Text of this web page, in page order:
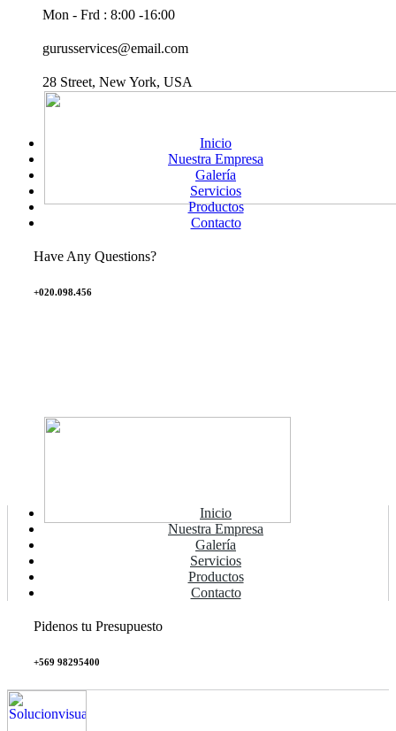
Mon - Frd : 8:00 -16:00
gurusservices@email.com
28 Street, New York, USA
Inicio
Nuestra Empresa
Galería
Servicios
Productos
Contacto
+020.098.456
Have Any Questions?
Inicio
Nuestra Empresa
Galería
Servicios
Productos
Contacto
+569 98295400
Pidenos tu Presupuesto